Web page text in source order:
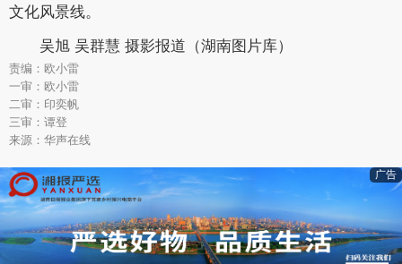
文化风景线。
吴旭 吴群慧 摄影报道（湖南图片库）
责编：欧小雷
一审：欧小雷
二审：印奕帆
三审：谭登
来源：华声在线
广告